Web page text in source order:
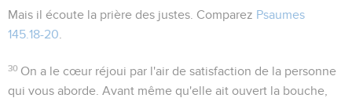
Mais il écoute la prière des justes . Comparez Psaumes
145.18-20
30 On a le cœur réjoui par l'air de satisfaction de la personne
qui vous aborde. Avant même qu'elle ait ouvert la bouche,